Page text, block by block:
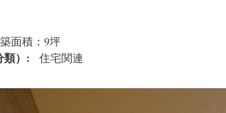
面積：9坪
類）: 住宅関連